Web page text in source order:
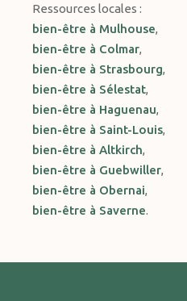
Ressources locales :
bien-être à Mulhouse,
bien-être à Colmar,
bien-être à Strasbourg,
bien-être à Sélestat,
bien-être à Haguenau,
bien-être à Saint-Louis,
bien-être à Altkirch,
bien-être à Guebwiller,
bien-être à Obernai,
bien-être à Saverne.